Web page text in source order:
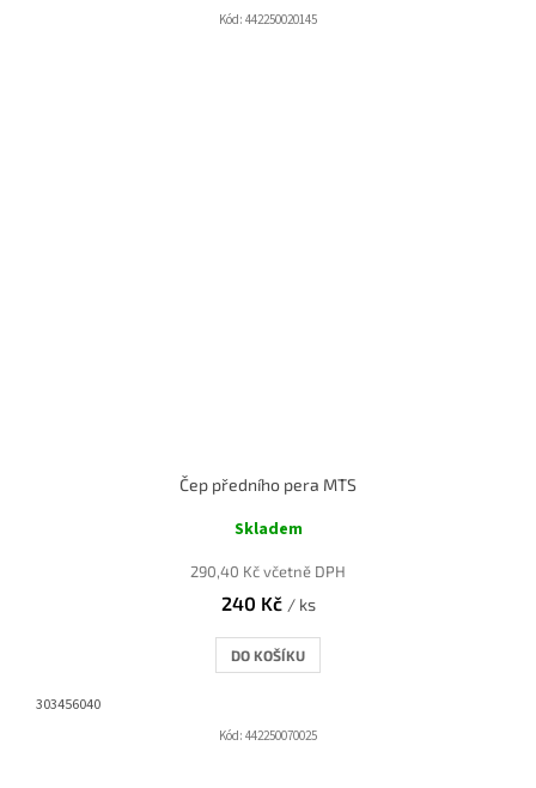
Kód: 442250020145
Čep předního pera MTS
Skladem
290,40 Kč včetně DPH
240 Kč / ks
DO KOŠÍKU
303456040
Kód: 442250070025